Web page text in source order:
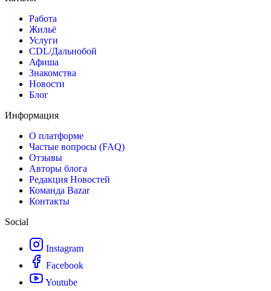
Работа
Жильё
Услуги
CDL/Дальнобой
Афиша
Знакомства
Новости
Блог
Информация
О платформе
Частые вопросы (FAQ)
Отзывы
Авторы блога
Редакция Новостей
Команда Bazar
Контакты
Social
Instagram
Facebook
Youtube